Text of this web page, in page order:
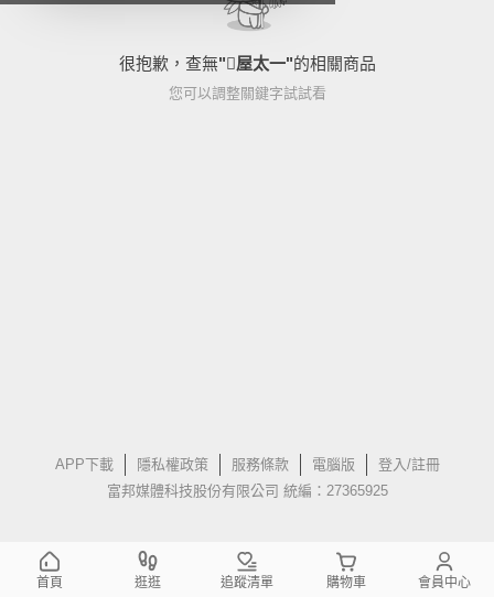
很抱歉，查無"屋太一"的相關商品
您可以調整關鍵字試試看
APP下載 隱私權政策 服務條款 電腦版
登入/註冊
富邦媒體科技股份有限公司 統編：27365925
首頁 逛逛 追蹤清單 購物車 會員中心